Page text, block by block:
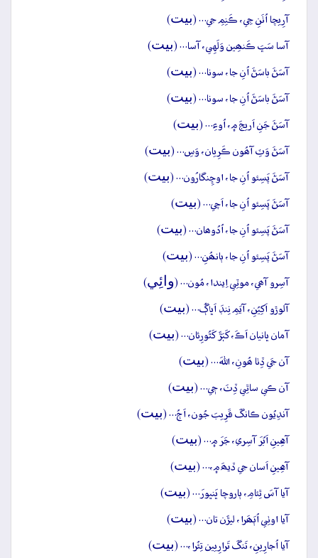
آرِيچا اُٺَنِ جِي، ڪَنِمِ جي… (بيت)
آسا سَڀَ ڪَنھِين وَلَهِي، آسا… (بيت)
آسَڻَ باسَڻَ اُنِ جا، سونا… (بيت)
آسَڻَ باسَڻَ اُنِ جا، سونا… (بيت)
آسَڻَ جَنِ اَريجَ ۾، اُوءِ… (بيت)
آسَڻَ وَٽِ آھُون ڪَرِيان، وَسِ… (بيت)
آسَڻَ پَسِئو اُنِ جا، اوڇِنگارُون… (بيت)
آسَڻَ پَسِئو اُنِ جا، اَچي… (بيت)
آسَڻَ پَسِئو اُنِ جا، اُدُوھان… (بيت)
آسَڻَ پَسِئو اُنِ جا، ٻانھُنِ… (بيت)
آسِرو آھي، موٽِي اِيندا، مُون… (وائِي)
آلوڙو اَکِيُنِ، آيَمِ نِنڊَ اَڀاڳُ… (بيت)
آمان ڀانيان اَڪَ، کَٻَڙَ کَٿُورِئان… (بيت)
آن جَي ڏِٺا ھُونِ، اللهَ… (بيت)
آن ڪي ساٿِي ڏِٺَ، جٖي… (بيت)
آندِيُون ڪانگَ قَرِيبَ جُون، اَڄُ… (بيت)
آهِينِ اَبُرَ آسِري، جَرَ ۾… (بيت)
آهِينِ اَسان جي ڏيھَ ۾،… (بيت)
آيا آسَ ٿِئامِ، ٻاروچا ڀَنڀورَ… (بيت)
آيا اوٺِي اُٻَھَرا، ليڙَن تان… (بيت)
آيا اُجارِينِ، تَنگَ تَرارِيين تِئُرا،… (بيت)